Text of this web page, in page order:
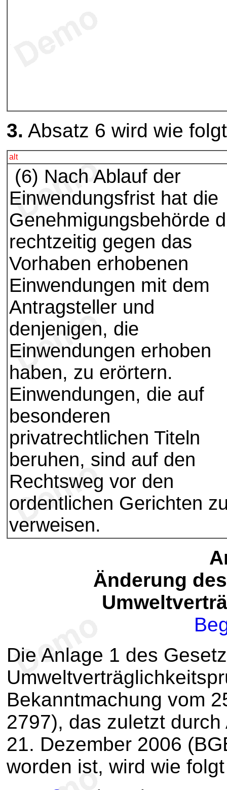
3. Absatz 6 wird wie
alt
(6) Nach Ablauf der
Einwendungsfrist hat die
Genehmigungsbehörde
rechtzeitig gegen das
Vorhaben erhobenen
Einwendungen mit dem
Antragsteller und
denjenigen, die
Einwendungen erhoben
haben, zu erörtern.
Einwendungen, die auf
besonderen
privatrechtlichen Titeln
beruhen, sind auf den
Rechtsweg vor den
ordentlichen Gerichten
verweisen.
Änderung
Die Anlage 1 des
Bekanntmachung vom
2797), das zuletzt
21. Dezember 2006
worden ist, wird wie